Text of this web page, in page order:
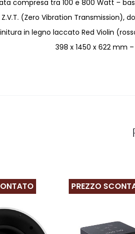
compresa tra 100 e 800 Watt –
(Zero Vibration Transmission),
in legno laccato Red Violin
398 x 1450 x 622 mm
PREZZO